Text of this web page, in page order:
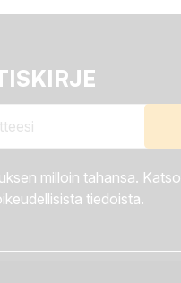
milloin tahansa. Katso
tiedoista.